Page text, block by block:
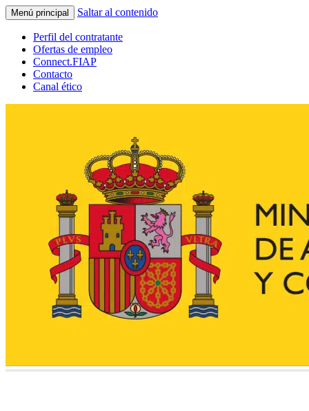
Menú principal Saltar al contenido
Perfil del contratante
Ofertas de empleo
Connect.FIAP
Contacto
Canal ético